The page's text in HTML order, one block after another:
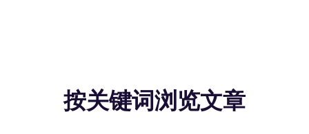
按关键词浏览文章